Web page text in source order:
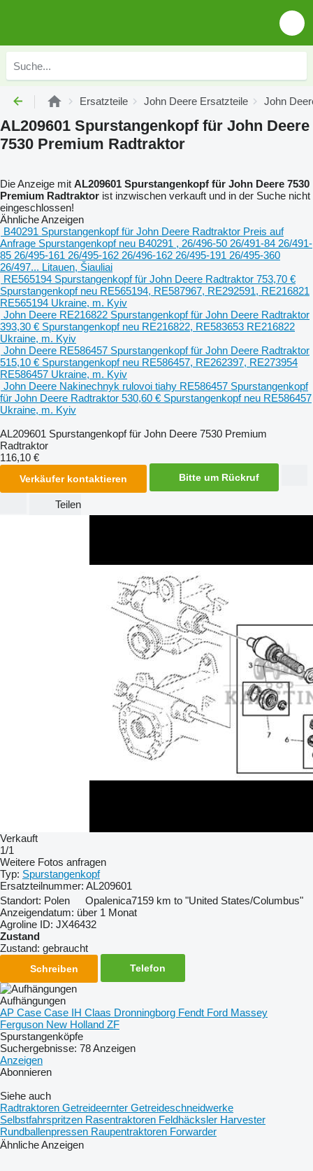
Ersatzteile John Deere Ersatzteile John
AL209601 Spurstangenkopf für John Deere
7530 Premium Radtraktor
Die Anzeige mit AL209601 Spurstangenkopf für John Deere 7530
Premium Radtraktor ist inzwischen verkauft und in der Suche nicht
eingeschlossen!
Ähnliche Anzeigen
B40291 Spurstangenkopf für John Deere Radtraktor Preis auf
Anfrage Spurstangenkopf neu B40291 , 26/496-50 26/491-84 26/491-
85 26/495-161 26/495-162 26/496-162 26/495-191 26/495-360
26/497... Litauen, Šiauliai
RE565194 Spurstangenkopf für John Deere Radtraktor 753,70 €
Spurstangenkopf neu RE565194, RE587967, RE292591, RE216821
RE565194 Ukraine, m. Kyiv
John Deere RE216822 Spurstangenkopf für John Deere Radtraktor
393,30 € Spurstangenkopf neu RE216822, RE583653 RE216822
Ukraine, m. Kyiv
John Deere RE586457 Spurstangenkopf für John Deere Radtraktor
515,10 € Spurstangenkopf neu RE586457, RE262397, RE273954
RE586457 Ukraine, m. Kyiv
John Deere Nakinechnyk rulovoi tiahy RE586457 Spurstangenkopf
für John Deere Radtraktor 530,60 € Spurstangenkopf neu RE586457
Ukraine, m. Kyiv
AL209601 Spurstangenkopf für John Deere 7530 Premium
Radtraktor
116,10 €
Verkäufer kontaktieren Bitte um Rückruf
Teilen
Verkauft
1/1
Weitere Fotos anfragen
Typ: Spurstangenkopf
Ersatzteilnummer: AL209601
Standort: Polen Opalenica7159 km to "United States/Columbus"
Anzeigendatum: über 1 Monat
Agroline ID: JX46432
Zustand
Zustand: gebraucht
Schreiben Telefon
Aufhängungen
AP Case Case IH Claas Dronningborg Fendt Ford Massey
Ferguson New Holland ZF
Spurstangenköpfe
Suchergebnisse: 78 Anzeigen
Anzeigen
Abonnieren
Siehe auch
Radtraktoren Getreideernter Getreideschneidwerke
Selbstfahrspritzen Rasentraktoren Feldhäcksler Harvester
Rundballenpressen Raupentraktoren Forwarder
Ähnliche Anzeigen